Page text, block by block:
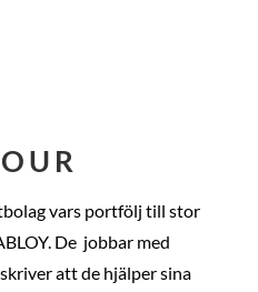
vars portfölj till stor
De jobbar med
att de hjälper sina